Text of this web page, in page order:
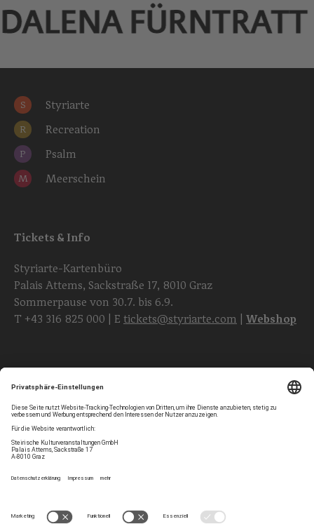
FÜRNTRATT
S Styriarte
R Recreation
P Psalm
M Meerschein
Tickets & Info
Styriarte-Kartenbüro
Palais Attems, Sackstraße 17, 8010 Graz
Sommerpause von 30.7. bis 6.9.
T +43 316 825 000 | E tickets@styriarte.com Webshop
Newsletter Impressum